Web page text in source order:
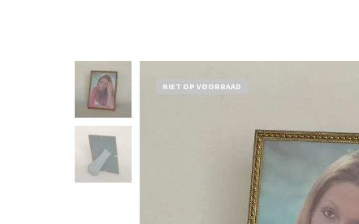
NIET OP VOORRAAD